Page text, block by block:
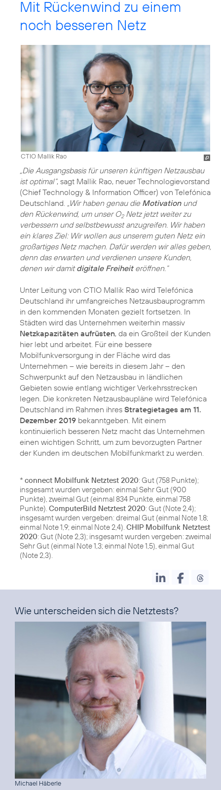
Mit Rückenwind zu einem
noch besseren Netz
CTIO Mallik Rao
„Die Ausgangsbasis für unseren künftigen Netzausbau
ist optimal“, sagt Mallik Rao, neuer Technologievorstand
(Chief Technology & Information Officer) von Telefónica
Deutschland. „Wir haben genau die Motivationund
den Rückenwind, um unser O2Netz jetzt weiter zu
verbessern und selbstbewusst anzugreifen. Wir haben
ein klares Ziel: Wir wollen aus unserem guten Netz ein
großartiges Netz machen. Dafür werden wir alles geben,
denn das erwarten und verdienen unsere Kunden,
denen wir damitdigitale Freiheiteröffnen.“
Unter Leitung von CTIO Mallik Rao wird Telefónica
Deutschland ihr umfangreiches Netzausbauprogramm
in den kommenden Monaten gezielt fortsetzen. In
Städten wird das Unternehmen weiterhin massiv
Netzkapazitäten aufrüsten, da ein Großteil der Kunden
hier lebt und arbeitet. Für eine bessere
Mobilfunkversorgung in der Fläche wird das
Unternehmen – wie bereits in diesem Jahr – den
Schwerpunkt auf den Netzausbau in ländlichen
Gebieten sowie entlang wichtiger Verkehrsstrecken
legen. Die konkreten Netzausbaupläne wird Telefónica
Deutschland im Rahmen ihres Strategietages am 11.
Dezember 2019 bekanntgeben. Mit einem
kontinuierlich besseren Netz macht das Unternehmen
einen wichtigen Schritt, um zum bevorzugten Partner
* connect Mobilfunk Netztest 2020: Gut (758 Punkte);
insgesamt wurden vergeben: einmal Sehr Gut (900
Punkte), zweimal Gut (einmal 834 Punkte, einmal 758
Punkte). ComputerBild Netztest 2020: Gut (Note 2,4);
insgesamt wurden vergeben: dreimal Gut (einmal Note 1,8;
einmal Note 1,9; einmal Note 2,4). CHIP Mobilfunk Netztest
2020: Gut (Note 2,3); insgesamt wurden vergeben: zweimal
Sehr Gut (einmal Note 1,3; einmal Note 1,5), einmal Gut
Wie unterscheiden sich die Netztests?
Michael Häberle